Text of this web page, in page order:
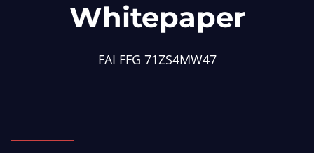
Whitepaper
FAI FFG 71ZS4MW47